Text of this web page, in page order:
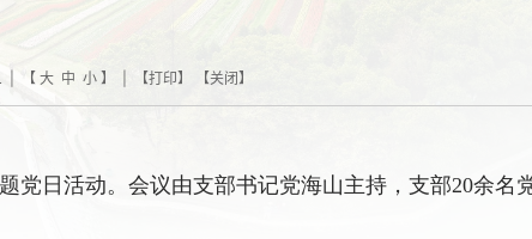
| 【 大 中 小】 | 【打印】 【关闭】
党日活动。会议由支部书记党海山主持， 支部20余名